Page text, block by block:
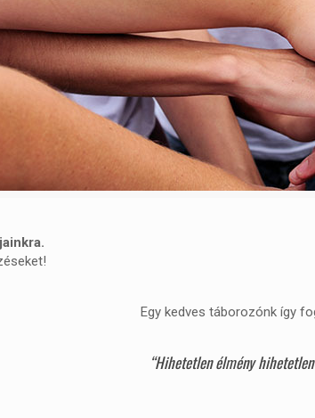
Egy kedves táborozónk így
“Hihetetlen élmény